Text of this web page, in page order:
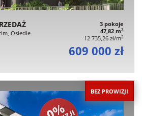
Osiedle
3 pokoje
47,82 m2
12 735,26 zł/m2
609 000 zł
BEZ PROWIZJI